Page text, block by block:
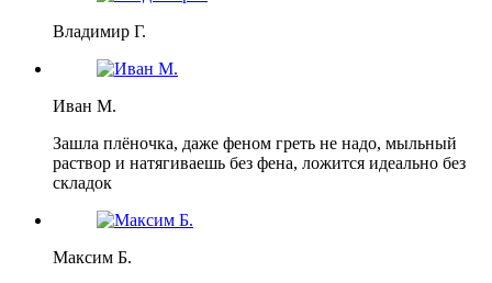
Владимир Г.
Иван М.
Зашла плёночка, даже феном греть не надо, мыльный
раствор и натягиваешь без фена, ложится идеально без
складок
Максим Б.